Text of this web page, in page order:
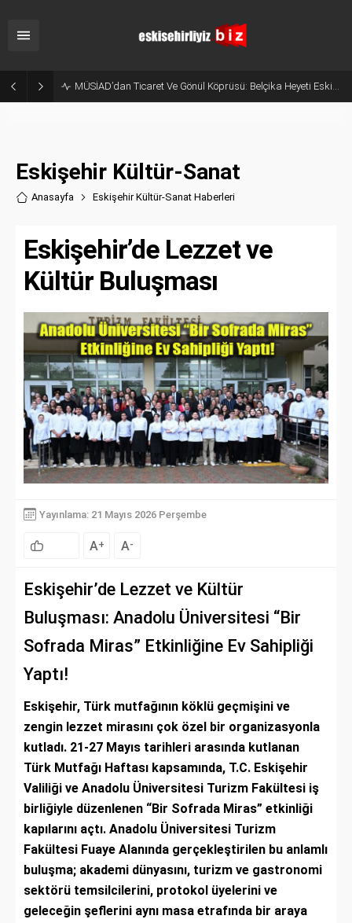
MÜSİAD’dan Ticaret Ve Gönül Köprüsü: Belçika Heyeti Eskişehir’de Ağırlandı
Eskişehir Kültür-Sanat
Anasayfa Eskişehir Kültür-Sanat Haberleri
Eskişehir’de Lezzet ve
Kültür Buluşması
Yayınlama: 21 Mayıs 2026 Perşembe
A+ A-
Eskişehir’de Lezzet ve Kültür
Buluşması: Anadolu Üniversitesi “Bir
Sofrada Miras” Etkinliğine Ev Sahipliği
Yaptı!
Eskişehir, Türk mutfağının köklü geçmişini ve
zengin lezzet mirasını çok özel bir organizasyonla
kutladı. 21-27 Mayıs tarihleri arasında kutlanan
Türk Mutfağı Haftası kapsamında, T.C. Eskişehir
Valiliği ve Anadolu Üniversitesi Turizm Fakültesi iş
birliğiyle düzenlenen “Bir Sofrada Miras” etkinliği
kapılarını açtı. Anadolu Üniversitesi Turizm
Fakültesi Fuaye Alanında gerçekleştirilen bu anlamlı
buluşma; akademi dünyasını, turizm ve gastronomi
sektörü temsilcilerini, protokol üyelerini ve
geleceğin şeflerini aynı masa etrafında bir araya